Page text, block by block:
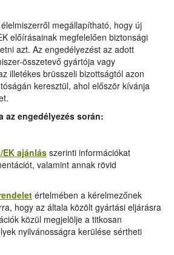
megállapítható, hogy új
előírásainak megfelelően biztonsági
azt. Az engedélyezést az adott
összetevő gyártója vagy
illetékes brüsszeli bizottságtól azon
keresztül, ahol először kívánja
az engedélyezés során:
EK ajánlás szerinti információkat
valamint annak rövid
értelmében a kérelmezőnek
hogy az általa közölt gyártási eljárásra
közül megjelölje a titkosan
nyilvánosságra kerülése sértheti